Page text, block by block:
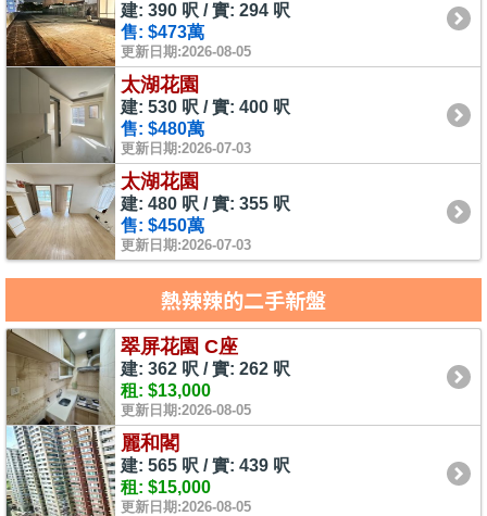
建: 390 呎 / 實: 294 呎
售: $473萬
更新日期:2026-08-05
太湖花園
建: 530 呎 / 實: 400 呎
售: $480萬
更新日期:2026-07-03
太湖花園
建: 480 呎 / 實: 355 呎
售: $450萬
更新日期:2026-07-03
熱辣辣的二手新盤
翠屏花園 C座
建: 362 呎 / 實: 262 呎
租: $13,000
更新日期:2026-08-05
麗和閣
建: 565 呎 / 實: 439 呎
租: $15,000
更新日期:2026-08-05